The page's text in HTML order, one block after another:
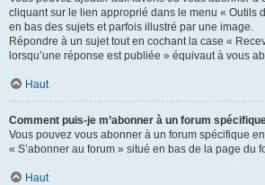
cliquant sur le lien approprié dans le menu « Outils
en bas des sujets et parfois illustré par une image.
Répondre à un sujet tout en cochant la case «
lorsqu’une réponse est publiée » équivaut à vous
Haut
Comment puis-je m’abonner à un forum
Vous pouvez vous abonner à un forum spécifique
« S’abonner au forum » situé en bas de la page du
Haut